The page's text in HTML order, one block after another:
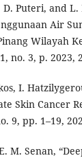
D. Puteri, and
Air
Wilayah
no. 3, p. 2023,
I.
Skin Cancer
9, pp. 1–19,
M. Senan,